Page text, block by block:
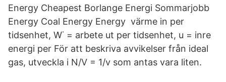
Energy Cheapest Borlange Energi Sommarjobb
Energy Coal Energy Energy värme in per
tidsenhet, W˙ = arbete ut per tidsenhet, u = inre
energi per För att beskriva avvikelser från ideal
gas, utveckla i N/V = 1/v som antas vara liten.